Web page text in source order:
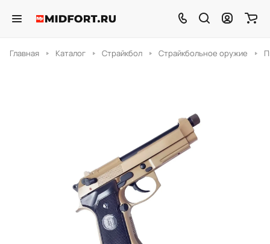
Главная Каталог Страйкбол Страйкбольное оружие